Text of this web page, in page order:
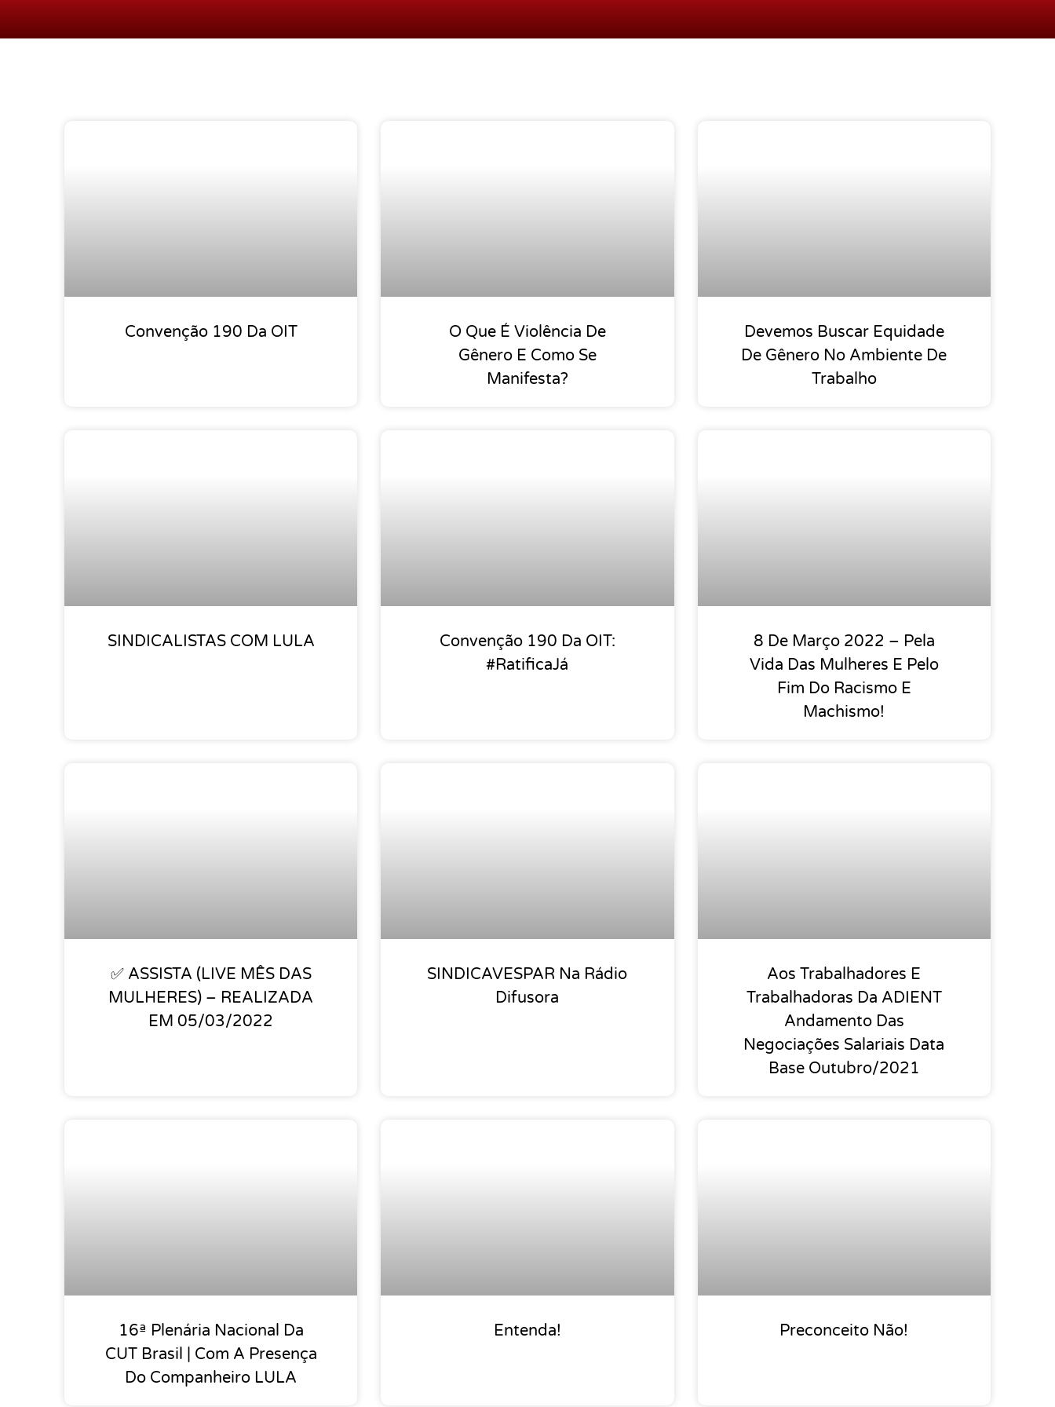
Convenção 190 Da OIT
O Que É Violência De
Gênero E Como Se
Manifesta?
Devemos Buscar Equidade
De Gênero No Ambiente De
Trabalho
SINDICALISTAS COM LULA
Convenção 190 Da OIT:
#RatificaJá
8 De Março 2022 – Pela
Vida Das Mulheres E Pelo
Fim Do Racismo E
Machismo!
✅ ASSISTA (LIVE MÊS DAS
MULHERES) – REALIZADA
EM 05/03/2022
SINDICAVESPAR Na Rádio
Difusora
Aos Trabalhadores E
Trabalhadoras Da ADIENT
Andamento Das
Negociações Salariais Data
Base Outubro/2021
16ª Plenária Nacional Da
CUT Brasil | Com A Presença
Do Companheiro LULA
Entenda! Preconceito Não!